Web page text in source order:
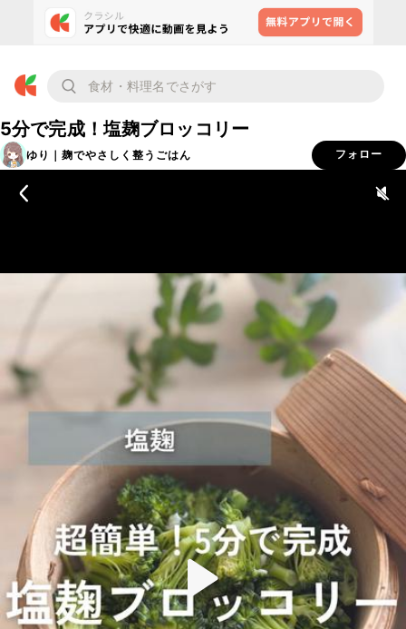
5分で完成！塩麹ブロッコリー
ゆり｜麹でやさしく整うごはん フォロー